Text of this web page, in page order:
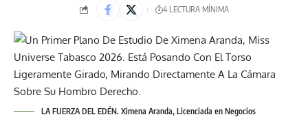
4 LECTURA MÍNIMA
LA FUERZA DEL EDÉN. Ximena Aranda, Licenciada en Negocios